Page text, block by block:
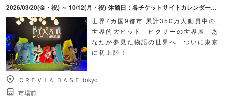
2026/03/20(金・祝) ～ 10/12(月・祝) 休館日：各チケットサイトカレンダーにてご確認ください。
世界7カ国9都市 累計350万人動員中の
世界的大ヒット「ピクサーの世界展」あ
なたが夢見た物語の世界へ ついに東京
に初上陸！
ＣＲＥＶＩＡ ＢＡＳＥ Tokyo
市場前